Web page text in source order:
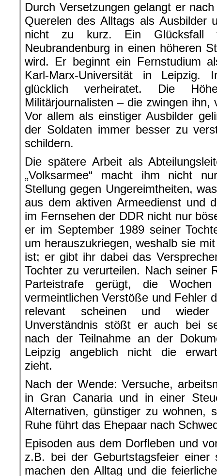
Durch Versetzungen gelangt er
Querelen des Alltags als Ausbilder
nicht zu kurz. Ein
Neubrandenburg in einen höheren
wird. Er beginnt ein Fernstudium
Karl-Marx-Universität in Leipzig.
glücklich verheiratet. Die
Militärjournalisten – die zwingen ihn,
Vor allem als einstiger Ausbilder
der Soldaten immer besser zu
schildern.
Die spätere Arbeit als
„Volksarmee“ macht ihm nicht
Stellung gegen Ungereimtheiten,
aus dem aktiven Armeedienst und
im Fernsehen der DDR nicht nur
er im September 1989 seiner
um herauszukriegen, weshalb sie
ist; er gibt ihr dabei das
Tochter zu verurteilen. Nach seiner
Parteistrafe gerügt, die
vermeintlichen Verstöße und Fehler
relevant scheinen und
Unverständnis stößt er auch bei
nach der Teilnahme an der
Leipzig angeblich nicht die
zieht.
Nach der Wende: Versuche,
in Gran Canaria und in einer
Alternativen, günstiger zu wohnen,
Ruhe führt das Ehepaar nach
Episoden aus dem Dorfleben und
z.B. bei der Geburtstagsfeier einer
machen den Alltag und die